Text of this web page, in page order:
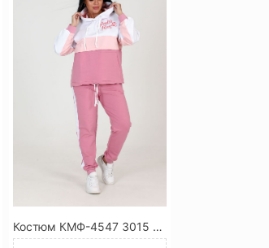
Костюм КМФ-4547 3015 (Светло-розовый)Н